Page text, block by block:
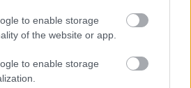
to enable storage
of the website or app.
to enable storage